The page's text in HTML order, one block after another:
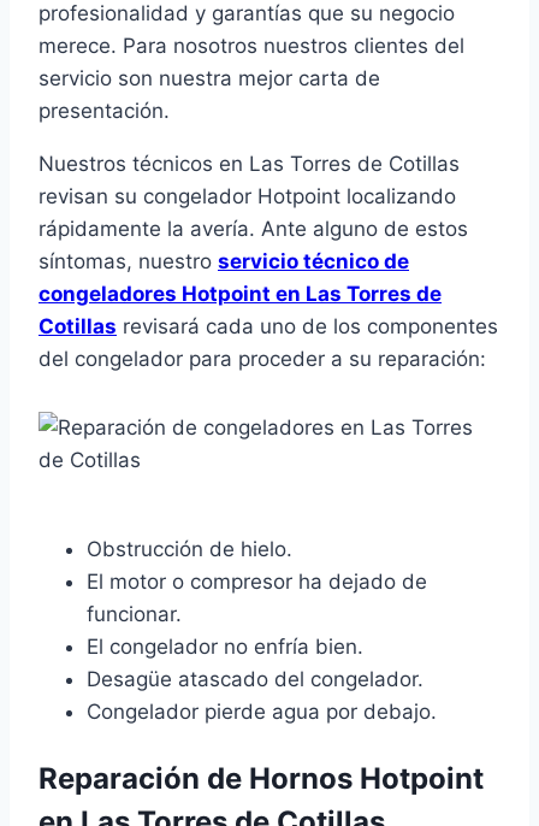
profesionalidad y garantías que su negocio
merece. Para nosotros nuestros clientes del
servicio son nuestra mejor carta de
presentación.
Nuestros técnicos en Las Torres de Cotillas
revisan su congelador Hotpoint localizando
rápidamente la avería. Ante alguno de estos
síntomas, nuestro servicio técnico de
congeladores Hotpoint en Las Torres de
Cotillas revisará cada uno de los componentes
del congelador para proceder a su reparación:
Obstrucción de hielo.
El motor o compresor ha dejado de
funcionar.
El congelador no enfría bien.
Desagüe atascado del congelador.
Congelador pierde agua por debajo.
Reparación de Hornos Hotpoint